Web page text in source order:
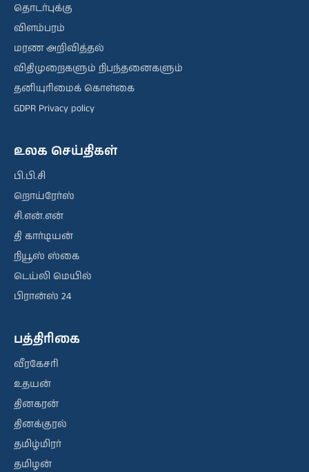
தொடர்புக்கு
விளம்பரம்
மரண அறிவித்தல்
விதிமுறைகளும் நிபந்தனைகளும்
தனியுரிமைக் கொள்கை
GDPR Privacy policy
உலக செய்திகள்
பி.பி.சி
றொய்ரேர்ஸ்
சி.என்.என்
தி கார்டியன்
நியூஸ் ஸ்கை
டெய்லி மெயில்
பிரான்ஸ் 24
பத்திரிகை
வீரகேசரி
உதயன்
தினகரன்
தினக்குரல்
தமிழ்மிரர்
தமிழன்